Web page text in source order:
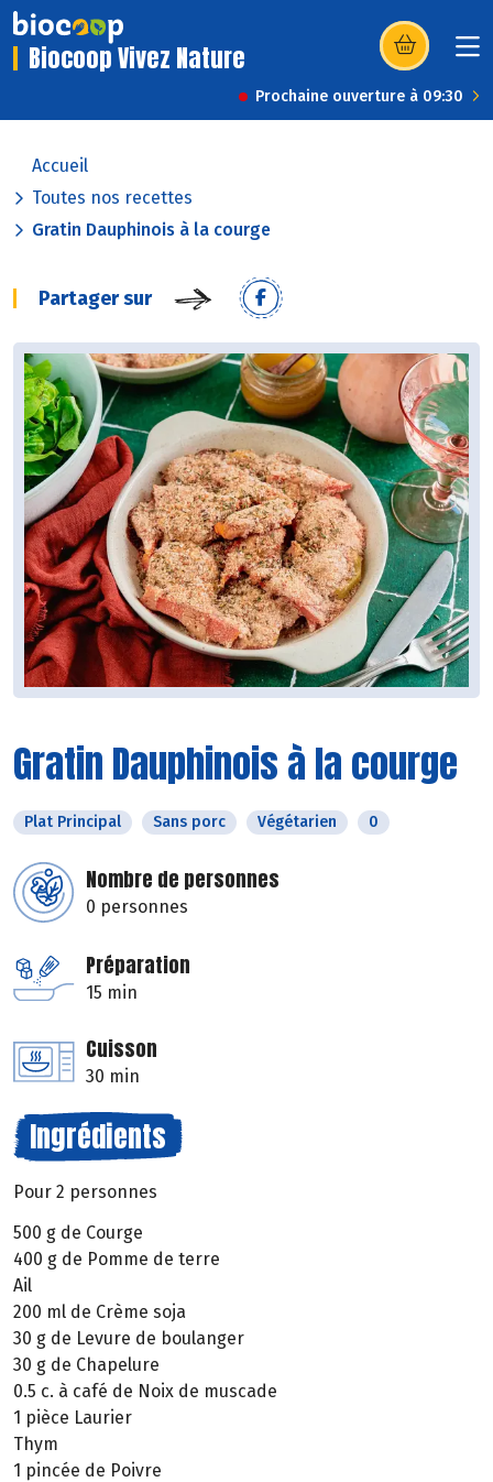
Biocoop Vivez Nature (s’ouvre dans
Prochaine ouverture à 09:30
Accueil
Toutes nos recettes
Gratin Dauphinois à la courge
Partager sur
Gratin Dauphinois à la courge
Plat Principal Sans porc Végétarien 0
Nombre de personnes
0 personnes
Préparation
15 min
Cuisson
30 min
Ingrédients
Pour 2 personnes
500 g de Courge
400 g de Pomme de terre
Ail
200 ml de Crème soja
30 g de Levure de boulanger
30 g de Chapelure
0.5 c. à café de Noix de muscade
1 pièce Laurier
Thym
1 pincée de Poivre